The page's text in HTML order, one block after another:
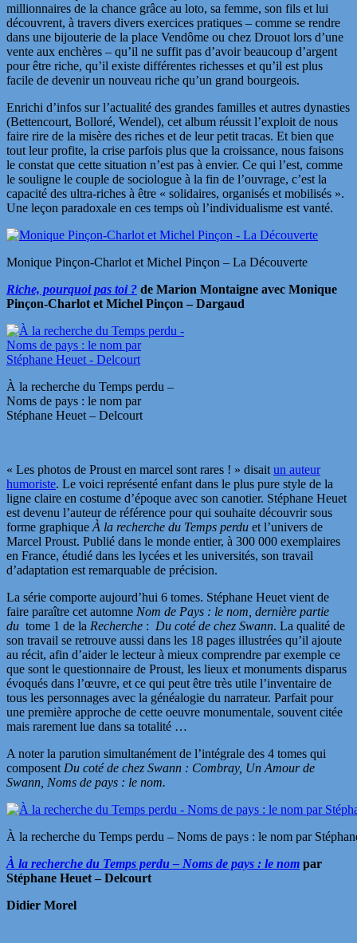
millionnaires de la chance grâce au loto, sa femme, son fils et lui
découvrent, à travers divers exercices pratiques – comme se rendre
dans une bijouterie de la place Vendôme ou chez Drouot lors d’une
vente aux enchères – qu’il ne suffit pas d’avoir beaucoup d’argent
pour être riche, qu’il existe différentes richesses et qu’il est plus
facile de devenir un nouveau riche qu’un grand bourgeois.
Enrichi d’infos sur l’actualité des grandes familles et autres dynasties
(Bettencourt, Bolloré, Wendel), cet album réussit l’exploit de nous
faire rire de la misère des riches et de leur petit tracas. Et bien que
tout leur profite, la crise parfois plus que la croissance, nous faisons
le constat que cette situation n’est pas à envier. Ce qui l’est, comme
le souligne le couple de sociologue à la fin de l’ouvrage, c’est la
capacité des ultra-riches à être « solidaires, organisés et mobilisés ».
Une leçon paradoxale en ces temps où l’individualisme est vanté.
Monique Pinçon-Charlot et Michel Pinçon – La Découverte
Riche, pourquoi pas toi ? de Marion Montaigne avec Monique
Pinçon-Charlot et Michel Pinçon – Dargaud
À la recherche du Temps perdu –
Noms de pays : le nom par
Stéphane Heuet – Delcourt
« Les photos de Proust en marcel sont rares ! » disait un auteur
humoriste. Le voici représenté enfant dans le plus pure style de la
ligne claire en costume d’époque avec son canotier. Stéphane Heuet
est devenu l’auteur de référence pour qui souhaite découvrir sous
forme graphique À la recherche du Temps perdu et l’univers de
Marcel Proust. Publié dans le monde entier, à 300 000 exemplaires
en France, étudié dans les lycées et les universités, son travail
d’adaptation est remarquable de précision.
La série comporte aujourd’hui 6 tomes. Stéphane Heuet vient de
faire paraître cet automne Nom de Pays : le nom, dernière partie
du tome 1 de la Recherche : Du coté de chez Swann. La qualité de
son travail se retrouve aussi dans les 18 pages illustrées qu’il ajoute
au récit, afin d’aider le lecteur à mieux comprendre par exemple ce
que sont le questionnaire de Proust, les lieux et monuments disparus
évoqués dans l’œuvre, et ce qui peut être très utile l’inventaire de
tous les personnages avec la généalogie du narrateur. Parfait pour
une première approche de cette oeuvre monumentale, souvent citée
mais rarement lue dans sa totalité …
A noter la parution simultanément de l’intégrale des 4 tomes qui
composent Du coté de chez Swann : Combray, Un Amour de
Swann, Noms de pays : le nom.
À la recherche du Temps perdu – Noms de pays : le nom par
À la recherche du Temps perdu – Noms de pays : le nom par
Stéphane Heuet – Delcourt
Didier Morel